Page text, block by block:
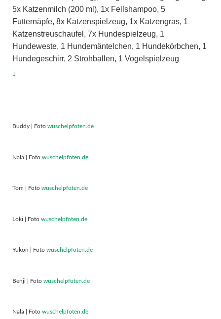
5x Katzenmilch (200 ml), 1x Fellshampoo, 5
Futternäpfe, 8x Katzenspielzeug, 1x Katzengras, 1
Katzenstreuschaufel, 7x Hundespielzeug, 1
Hundeweste, 1 Hundemäntelchen, 1 Hundekörbchen, 1
Hundegeschirr, 2 Strohballen, 1 Vogelspielzeug
Buddy | Foto wuschelpfoten.de
Nala | Foto wuschelpfoten.de
Tom | Foto wuschelpfoten.de
Loki | Foto wuschelpfoten.de
Yukon | Foto wuschelpfoten.de
Benji | Foto wuschelpfoten.de
Nala | Foto wuschelpfoten.de